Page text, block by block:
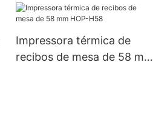
com USB + Bluetooth
Impressora térmica de
recibos de mesa de 58 mm